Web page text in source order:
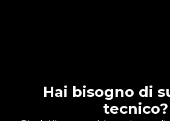
Hai bisogno di
tecnico?